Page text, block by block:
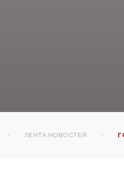
ЛЕНТА НОВОСТЕЙ